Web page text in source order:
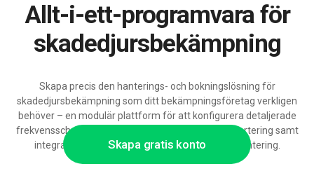
Skapa gratis konto
Allt-i-ett-programvara för
skadedjursbekämpning
Skapa precis den hanterings- och bokningslösning för
skadedjursbekämpning som ditt bekämpningsföretag verkligen
behöver – en modulär plattform för att konfigurera detaljerade
frekvensscheman, återbesök, objektdata och rapportering samt
integrationer med CRM, redovisning och lagerhantering.